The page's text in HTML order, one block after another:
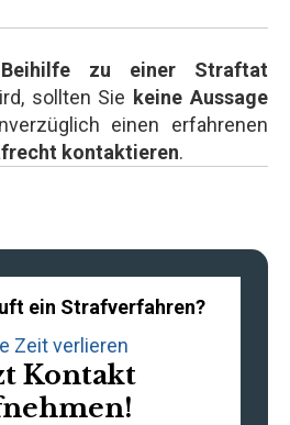
Beihilfe zu einer Straftat
sollten Sie keine Aussage
einen erfahrenen
kontaktieren.
ein Strafverfahren?
Zeit verlieren
Kontakt